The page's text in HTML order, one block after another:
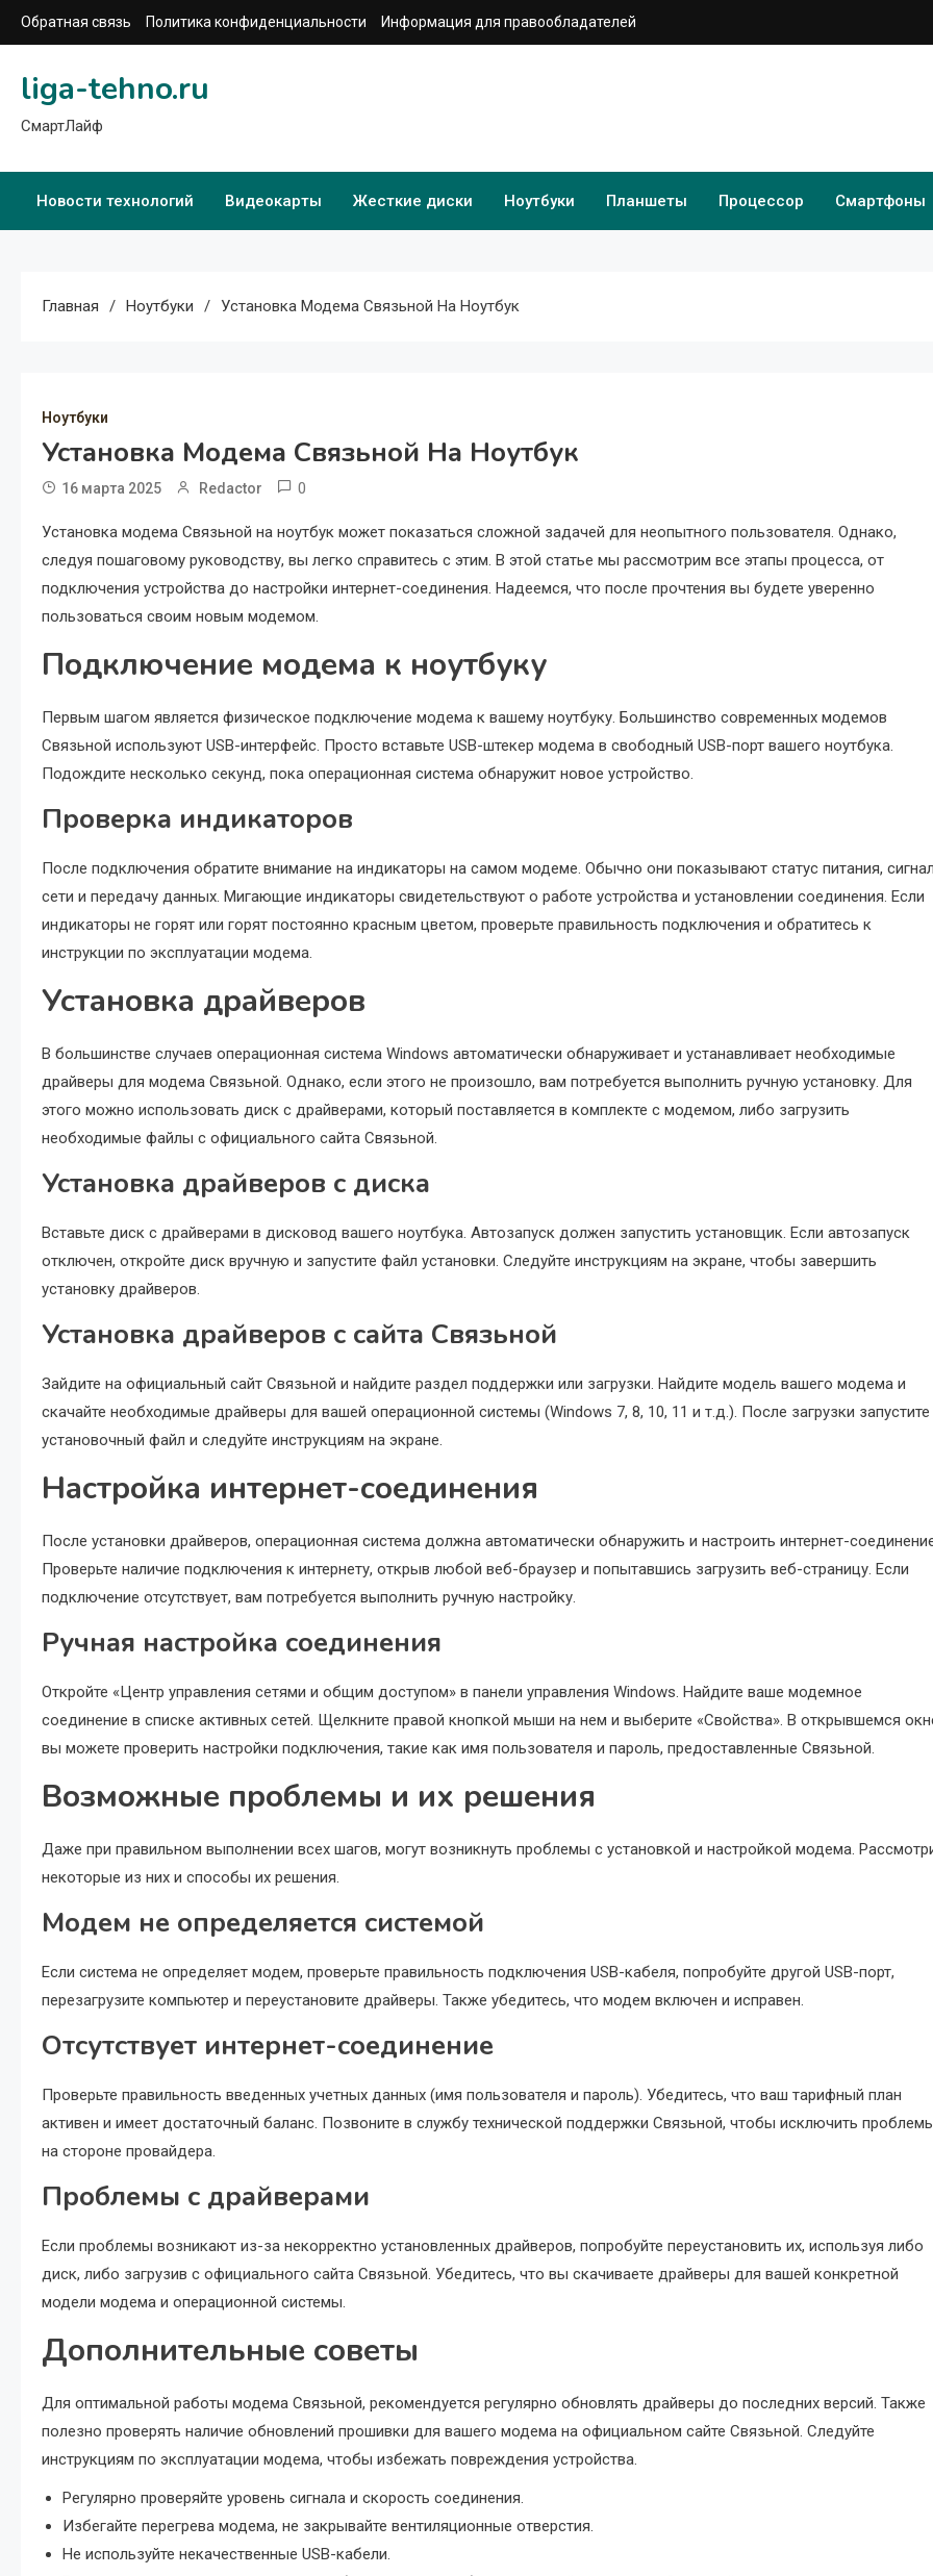
Перейти
к
Обратная связь Политика конфиденциальности Информация для правообладателей
liga-tehno.ru
СмартЛайф
Новости технологий Видеокарты Жесткие диски Ноутбуки Планшеты Процессор Смартфоны
Главная Ноутбуки Установка Модема Связьной На Ноутбук
Ноутбуки
Установка Модема Связьной На Ноутбук
16 марта 2025 Redactor 0
Установка модема Связьной на ноутбук может показаться сложной задачей для неопытного пользователя. Однако,
следуя пошаговому руководству, вы легко справитесь с этим. В этой статье мы рассмотрим все этапы процесса, от
подключения устройства до настройки интернет-соединения. Надеемся, что после прочтения вы будете уверенно
пользоваться своим новым модемом.
Подключение модема к ноутбуку
Первым шагом является физическое подключение модема к вашему ноутбуку. Большинство современных модемов
Связьной используют USB-интерфейс. Просто вставьте USB-штекер модема в свободный USB-порт вашего ноутбука.
Подождите несколько секунд, пока операционная система обнаружит новое устройство.
Проверка индикаторов
После подключения обратите внимание на индикаторы на самом модеме. Обычно они показывают статус питания,
сети и передачу данных. Мигающие индикаторы свидетельствуют о работе устройства и установлении соединения. Если
индикаторы не горят или горят постоянно красным цветом, проверьте правильность подключения и обратитесь к
инструкции по эксплуатации модема.
Установка драйверов
В большинстве случаев операционная система Windows автоматически обнаруживает и устанавливает необходимые
драйверы для модема Связьной. Однако, если этого не произошло, вам потребуется выполнить ручную установку. Для
этого можно использовать диск с драйверами, который поставляется в комплекте с модемом, либо загрузить
необходимые файлы с официального сайта Связьной.
Установка драйверов с диска
Вставьте диск с драйверами в дисковод вашего ноутбука. Автозапуск должен запустить установщик. Если автозапуск
отключен, откройте диск вручную и запустите файл установки. Следуйте инструкциям на экране, чтобы завершить
установку драйверов.
Установка драйверов с сайта Связьной
Зайдите на официальный сайт Связьной и найдите раздел поддержки или загрузки. Найдите модель вашего модема и
скачайте необходимые драйверы для вашей операционной системы (Windows 7, 8, 10, 11 и т.д.). После загрузки запустите
установочный файл и следуйте инструкциям на экране.
Настройка интернет-соединения
После установки драйверов, операционная система должна автоматически обнаружить и настроить интернет-
Проверьте наличие подключения к интернету, открыв любой веб-браузер и попытавшись загрузить веб-страницу. Если
подключение отсутствует, вам потребуется выполнить ручную настройку.
Ручная настройка соединения
Откройте «Центр управления сетями и общим доступом» в панели управления Windows. Найдите ваше модемное
соединение в списке активных сетей. Щелкните правой кнопкой мыши на нем и выберите «Свойства». В открывшемся
вы можете проверить настройки подключения, такие как имя пользователя и пароль, предоставленные Связьной.
Возможные проблемы и их решения
Даже при правильном выполнении всех шагов, могут возникнуть проблемы с установкой и настройкой модема.
некоторые из них и способы их решения.
Модем не определяется системой
Если система не определяет модем, проверьте правильность подключения USB-кабеля, попробуйте другой USB-порт,
перезагрузите компьютер и переустановите драйверы. Также убедитесь, что модем включен и исправен.
Отсутствует интернет-соединение
Проверьте правильность введенных учетных данных (имя пользователя и пароль). Убедитесь, что ваш тарифный план
активен и имеет достаточный баланс. Позвоните в службу технической поддержки Связьной, чтобы исключить
на стороне провайдера.
Проблемы с драйверами
Если проблемы возникают из-за некорректно установленных драйверов, попробуйте переустановить их, используя либо
диск, либо загрузив с официального сайта Связьной. Убедитесь, что вы скачиваете драйверы для вашей конкретной
модели модема и операционной системы.
Дополнительные советы
Для оптимальной работы модема Связьной, рекомендуется регулярно обновлять драйверы до последних версий. Также
полезно проверять наличие обновлений прошивки для вашего модема на официальном сайте Связьной. Следуйте
инструкциям по эксплуатации модема, чтобы избежать повреждения устройства.
Регулярно проверяйте уровень сигнала и скорость соединения.
Избегайте перегрева модема, не закрывайте вентиляционные отверстия.
Не используйте некачественные USB-кабели.